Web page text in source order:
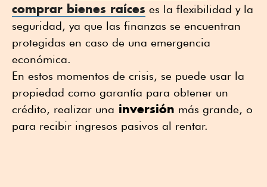
comprar bienes raíces es la flexibilidad y la
seguridad, ya que las finanzas se encuentran
protegidas en caso de una emergencia
económica.
En estos momentos de crisis, se puede usar la
propiedad como garantía para obtener un
crédito, realizar una inversión más grande, o
para recibir ingresos pasivos al rentar.